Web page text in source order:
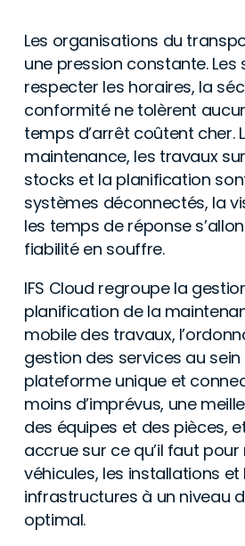
Les organisations du
une pression constante. Les
respecter les horaires, la
conformité ne tolèrent
temps d’arrêt coûtent cher.
maintenance, les travaux
stocks et la planification
systèmes déconnectés, la
les temps de réponse
fiabilité en souffre.
IFS Cloud regroupe la
planification de la
mobile des travaux,
gestion des services au sein
plateforme unique et
moins d’imprévus, une
des équipes et des pièces,
accrue sur ce qu’il faut
véhicules, les installations et
infrastructures à un niveau
optimal.